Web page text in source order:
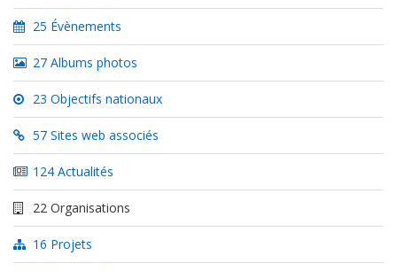
25 Évènements
27 Albums photos
23 Objectifs nationaux
57 Sites web associés
124 Actualités
22 Organisations
16 Projets